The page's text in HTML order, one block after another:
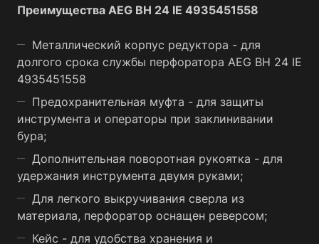
Преимущества AEG ВН 24 IE 4935451558
Металлический корпус редуктора - для
долгого срока службы перфоратора AEG ВН 24 IE
4935451558
Предохранительная муфта - для защиты
инструмента и операторы при заклинивании
бура;
Дополнительная поворотная рукоятка - для
удержания инструмента двумя руками;
Для легкого выкручивания сверла из
материала, перфоратор оснащен реверсом;
Кейс - для удобства хранения и